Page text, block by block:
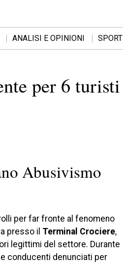
ANALISI E OPINIONI SPORT
per 6 turisti
Abusivismo
per far fronte al fenomeno
presso il Terminal Crociere,
legittimi del settore. Durante
conducenti denunciati per